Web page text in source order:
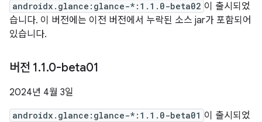
androidx.glance:glance-*:1.1.0-beta02 이 출시되었
습니다. 이 버전에는 이전 버전에서 누락된 소스 jar가 포함되어
있습니다.
버전 1.1.0-beta01
2024년 4월 3일
androidx.glance:glance-*:1.1.0-beta01 이 출시되었